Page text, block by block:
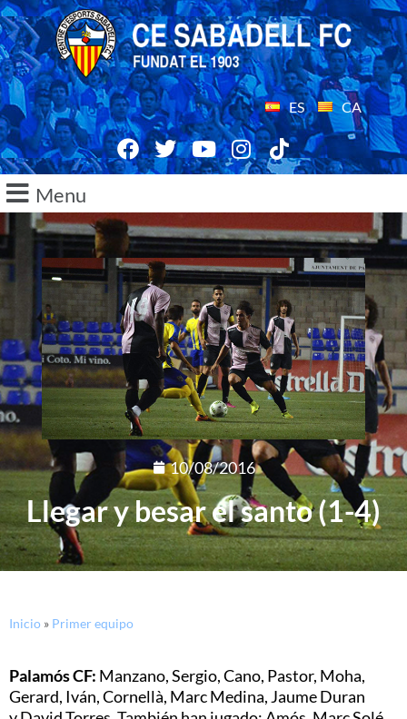
ES CA
Menu
10/08/2016
Llegar y besar el santo (1-4)
Inicio » Primer equipo
Palamós CF: Manzano, Sergio, Cano, Pastor, Moha,
Gerard, Iván, Cornellà, Marc Medina, Jaume Duran